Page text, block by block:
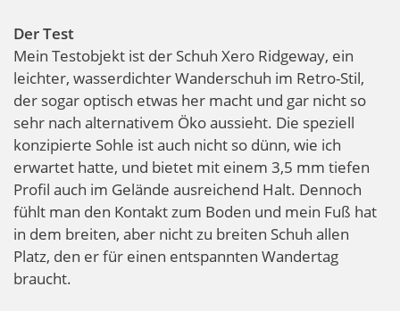
Der Test
Mein Testobjekt ist der Schuh Xero Ridgeway, ein
leichter, wasserdichter Wanderschuh im Retro-Stil,
der sogar optisch etwas her macht und gar nicht so
sehr nach alternativem Öko aussieht. Die speziell
konzipierte Sohle ist auch nicht so dünn, wie ich
erwartet hatte, und bietet mit einem 3,5 mm tiefen
Profil auch im Gelände ausreichend Halt. Dennoch
fühlt man den Kontakt zum Boden und mein Fuß hat
in dem breiten, aber nicht zu breiten Schuh allen
Platz, den er für einen entspannten Wandertag
braucht.